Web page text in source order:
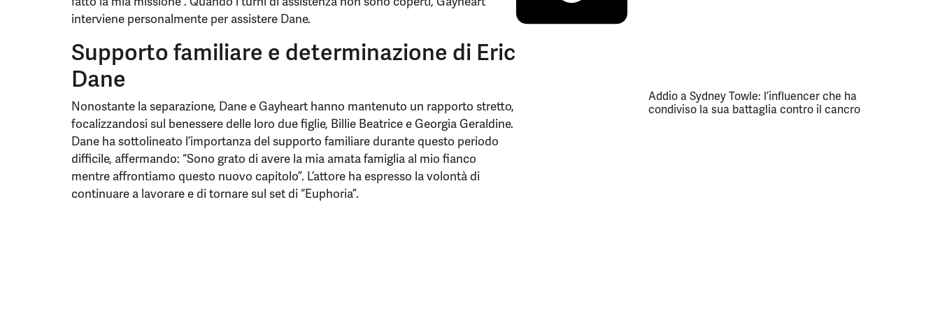
interviene personalmente per assistere Dane.
Supporto familiare e determinazione di Eric
Dane
Nonostante la separazione, Dane e Gayheart hanno mantenuto un rapporto stretto,
focalizzandosi sul benessere delle loro due figlie, Billie Beatrice e Georgia Geraldine.
Dane ha sottolineato l’importanza del supporto familiare durante questo periodo
difficile, affermando: “Sono grato di avere la mia amata famiglia al mio fianco
mentre affrontiamo questo nuovo capitolo”. L’attore ha espresso la volontà di
continuare a lavorare e di tornare sul set di “Euphoria”.
Addio a Sydney Towle: l’influencer che ha
condiviso la sua battaglia contro il cancro